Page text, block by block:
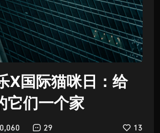
X国际猫咪日：给
它们一个家
29 13